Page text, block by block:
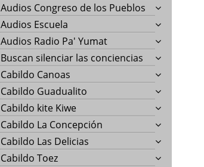
Audios Congreso de los Pueblos
Audios Escuela
Audios Radio Pa' Yumat
Buscan silenciar las conciencias
Cabildo Canoas
Cabildo Guadualito
Cabildo kite Kiwe
Cabildo La Concepción
Cabildo Las Delicias
Cabildo Toez